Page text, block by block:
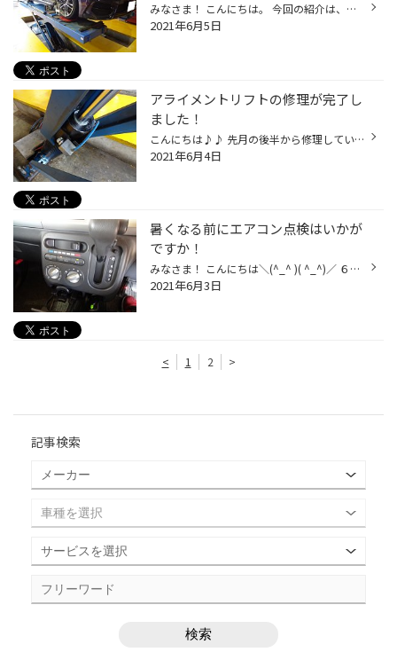
みなさま！ こんにちは。 今回の紹介は、アライメントリフトの修理が完了して初のアライメント調整です。 車種はトヨタ クラウン 今回はタイヤを新品に交換しての「アライメント 長持ちプラン」 での測定・調整となります。調整カ所 フロント リア のト―角調整 スタートはリアのトー調整から始めま...
2021年6月5日
アライメントリフトの修理が完了し
ました！
こんにちは♪♪ 先月の後半から修理していたドライブオンリフトが無事・・・修理が完了して使えるようになりました。 もれていたシリンダーのパッキンも加工をして頂き無事新品パッキンに交換する事ができ、順調にオイルの 漏れもなくバッチリであります(^_^)V 海外商品で生産終了のため、修理できな...
2021年6月4日
暑くなる前にエアコン点検はいかが
ですか！
みなさま！ こんにちは＼(^_^ )( ^_^)／ ６月に入り、これからどんどん暑い日が多くなります。 みなさまのお車のエアコンの調子はいかがですか！？ 「なんだか？去年よりエアコンの冷えがイマイチ・・・・？？」そんなお客様は 暑くなるめに、カーエアコンの点検・ガス補充はいかがでしょう！ エア...
2021年6月3日
< 1 2 >
記事検索